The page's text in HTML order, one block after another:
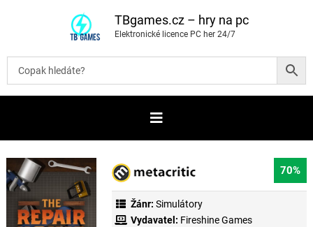
t
b
TBgames.cz – hry na pc
Elektronické licence PC her 24/7
70%
Žánr: Simulátory
Vydavatel: Fireshine Games